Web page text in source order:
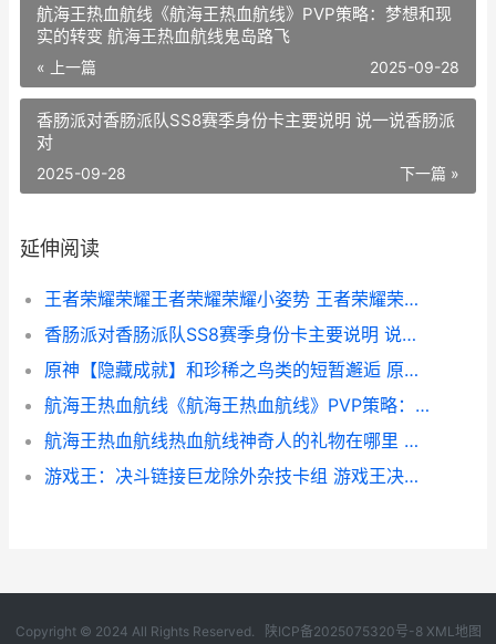
航海王热血航线《航海王热血航线》PVP策略：梦想和现
实的转变 航海王热血航线鬼岛路飞
« 上一篇 2025-09-28
香肠派对香肠派队SS8赛季身份卡主要说明 说一说香肠派
对
下一篇 »
2025-09-28
延伸阅读
王者荣耀荣耀王者荣耀荣耀小姿势 王者荣耀荣耀王者多少星
香肠派对香肠派队SS8赛季身份卡主要说明 说一说香肠派对
原神【隐藏成就】和珍稀之鸟类的短暂邂逅 原神魈隐藏成就
航海王热血航线《航海王热血航线》PVP策略：梦想和现实的转变 航海王热血航线鬼岛路飞
航海王热血航线热血航线神奇人的礼物在哪里 航海王热血航线鬼岛路飞
游戏王：决斗链接巨龙除外杂技卡组 游戏王决斗链接经典服
Copyright © 2024 All Rights Reserved. 陕ICP备2025075320号-8 XML地图